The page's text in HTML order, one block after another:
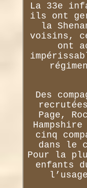
La 33e
ils ont
la
voisins,
ont
Des
Page,
cinq
dans le
Pour la
enfants